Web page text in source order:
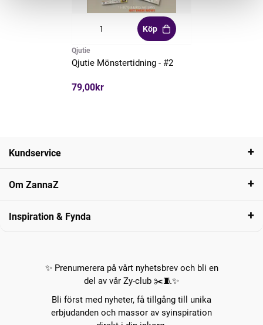
Köp
Qjutie
Qjutie Mönstertidning - #2
79,00kr
Kundservice
Om ZannaZ
Inspiration & Fynda
✨ Prenumerera på vårt nyhetsbrev och bli en
del av vår Zy-club ✂️🧵✨
Bli först med nyheter, få tillgång till unika
erbjudanden och massor av syinspiration